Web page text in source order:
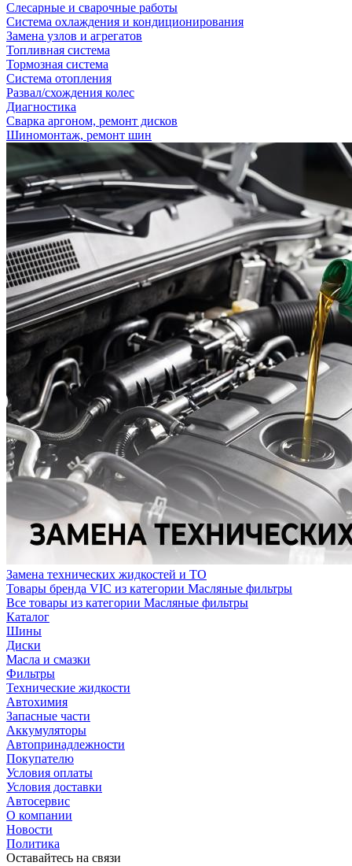
Слесарные и сварочные работы
Система охлаждения и кондиционирования
Замена узлов и агрегатов
Топливная система
Тормозная система
Система отопления
Развал/схождения колес
Диагностика
Сварка аргоном, ремонт дисков
Шиномонтаж, ремонт шин
Замена технических жидкостей и ТО
Товары бренда VIC из категории Масляные фильтры
Все товары из категории Масляные фильтры
Каталог
Шины
Диски
Масла и смазки
Фильтры
Технические жидкости
Автохимия
Запасные части
Аккумуляторы
Автопринадлежности
Покупателю
Условия оплаты
Условия доставки
Автосервис
О компании
Новости
Политика
Оставайтесь на связи